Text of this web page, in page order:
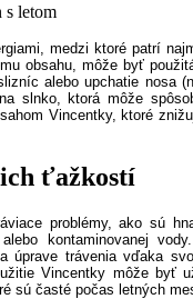
s letom
medzi ktoré patrí
obsahu, môže byť
alebo upchatie nosa
slnko, ktorá môže
Vincentky, ktoré
ťažkostí
problémy, ako sú
kontaminovanej
úprave trávenia vďaka
Vincentky môže byť
sú časté počas letných